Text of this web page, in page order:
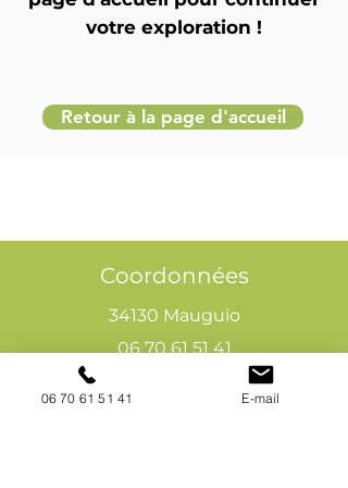
votre exploration !
Retour à la page d'accueil
Coordonnées
34130 Mauguio
06 70 61 51 41
cogivia@gmail.com
06 70 61 51 41 E-mail